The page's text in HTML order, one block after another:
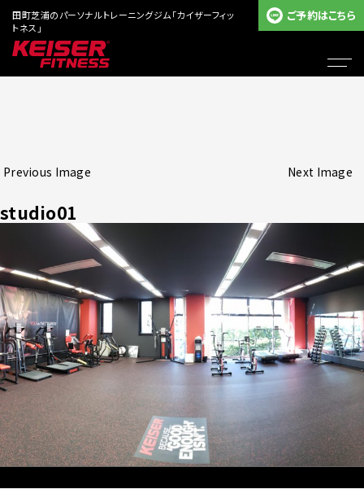
田町芝浦のパーソナルトレーニングジム「カイザーフィッ
トネス」
ご予約はこちら
Previous Image Next Image
studio01